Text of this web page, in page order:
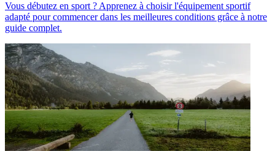
Vous débutez en sport ? Apprenez à choisir l'équipement sportif
adapté pour commencer dans les meilleures conditions grâce à notre
guide complet.